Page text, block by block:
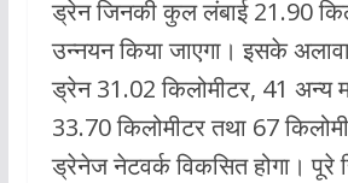
ड्रेन जिनकी कुल लंबाई 21.90
उन्नयन किया जाएगा। इसके
ड्रेन 31.02 किलोमीटर, 41 अन्य
33.70 किलोमीटर तथा 67
ड्रेनेज नेटवर्क विकसित होगा। पूरे